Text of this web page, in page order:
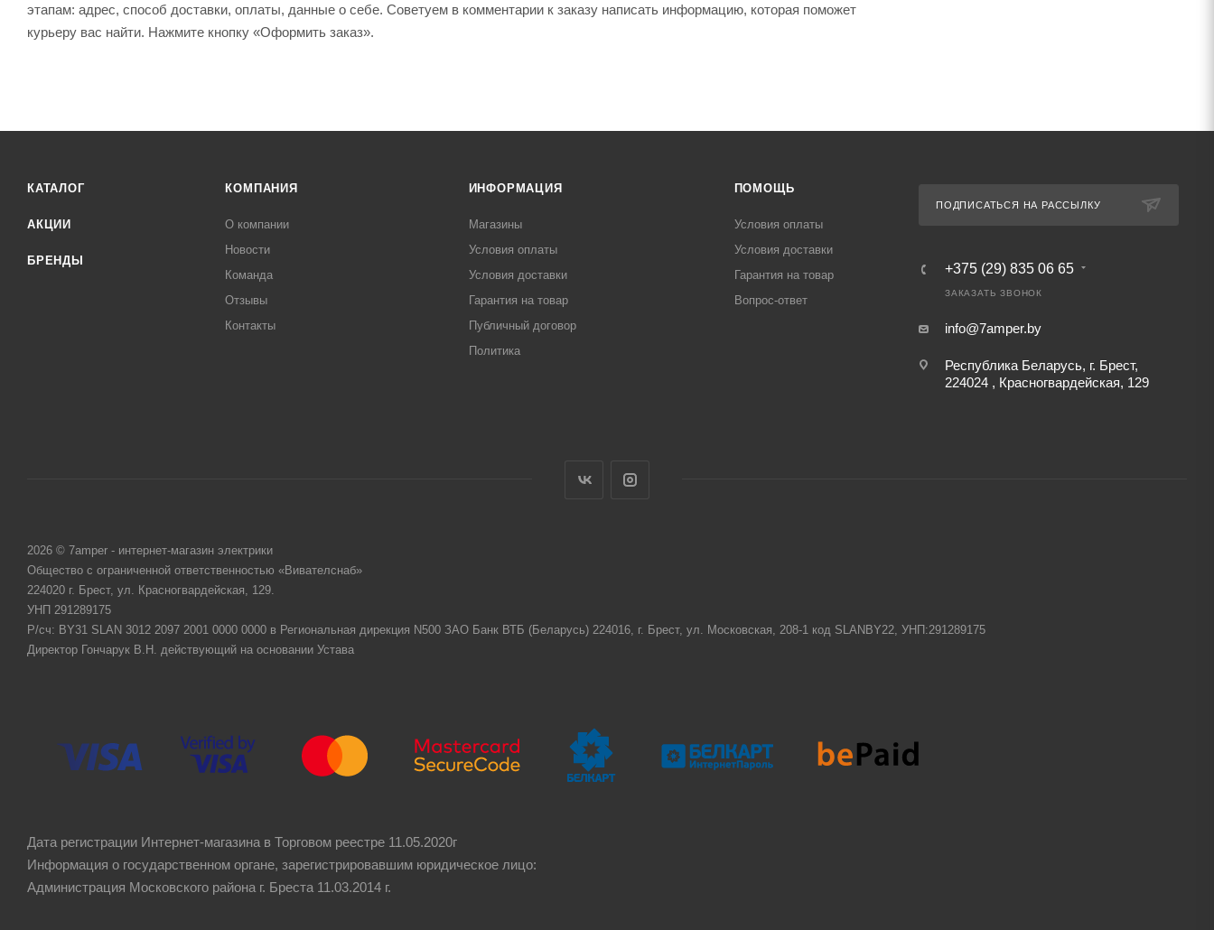
этапам: адрес, способ доставки, оплаты, данные о себе. Советуем в комментарии к заказу написать информацию, которая поможет
курьеру вас найти. Нажмите кнопку «Оформить заказ».
КАТАЛОГ
АКЦИИ
БРЕНДЫ
КОМПАНИЯ
О компании
Новости
Команда
Отзывы
Контакты
ИНФОРМАЦИЯ
Магазины
Условия оплаты
Условия доставки
Гарантия на товар
Публичный договор
Политика
ПОМОЩЬ
Условия оплаты
Условия доставки
Гарантия на товар
Вопрос-ответ
ПОДПИСАТЬСЯ НА РАССЫЛКУ
+375 (29) 835 06 65
ЗАКАЗАТЬ ЗВОНОК
info@7amper.by
Республика Беларусь, г. Брест,
224024 , Красногвардейская, 129
2026 © 7amper - интернет-магазин электрики
Общество с ограниченной ответственностью «Вивателснаб»
224020 г. Брест, ул. Красногвардейская, 129.
УНП 291289175
Р/сч: BY31 SLAN 3012 2097 2001 0000 0000 в Региональная дирекция N500 ЗАО Банк ВТБ (Беларусь) 224016, г. Брест, ул. Московская, 208-1 код SLANBY22, УНП:291289175
Директор Гончарук В.Н. действующий на основании Устава
Дата регистрации Интернет-магазина в Торговом реестре 11.05.2020г
Информация о государственном органе, зарегистрировавшим юридическое лицо:
Администрация Московского района г. Бреста 11.03.2014 г.